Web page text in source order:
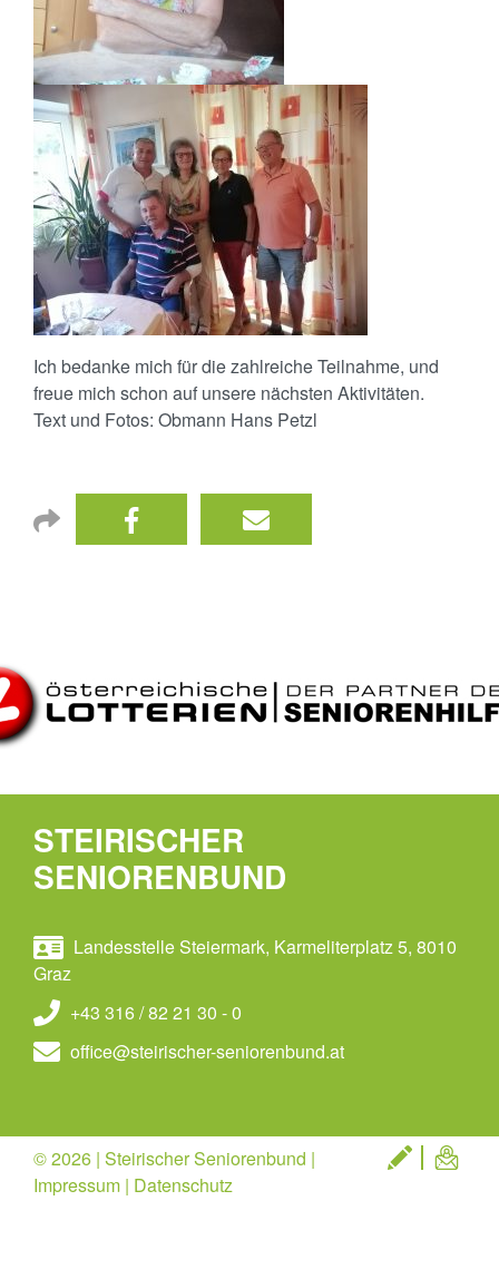
Ich bedanke mich für die zahlreiche Teilnahme, und
freue mich schon auf unsere nächsten Aktivitäten.
Text und Fotos: Obmann Hans Petzl
STEIRISCHER
SENIORENBUND
Landesstelle Steiermark, Karmeliterplatz 5, 8010
Graz
+43 316 / 82 21 30 - 0
office@steirischer-seniorenbund.at
© 2026 | Steirischer Seniorenbund |
Impressum | Datenschutz